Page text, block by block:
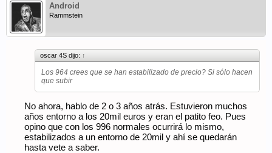
Android
Rammstein
oscar 4S dijo: ↑
Los 964 crees que se han estabilizado de precio? Si sólo hacen
que subir
No ahora, hablo de 2 o 3 años atrás. Estuvieron muchos
años entorno a los 20mil euros y eran el patito feo. Pues
opino que con los 996 normales ocurrirá lo mismo,
estabilizados a un entorno de 20mil y ahí se quedarán
hasta vete a saber.